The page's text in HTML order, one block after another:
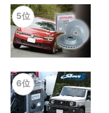
5位
6位